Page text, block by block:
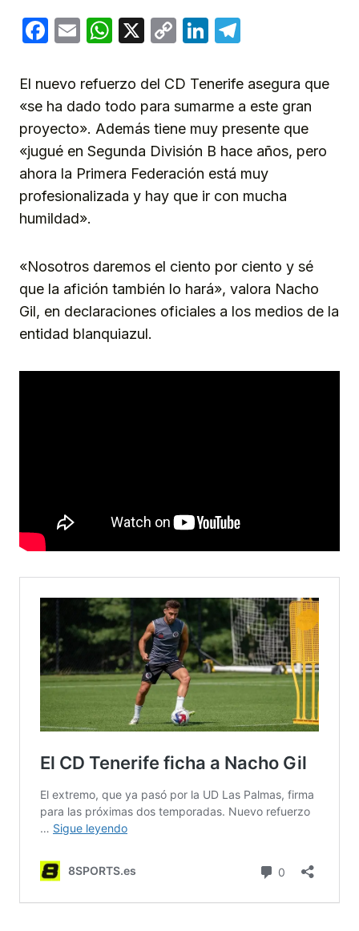
Facebook
EmailWhatsApp
X
CopyLinkedIn
El nuevo refuerzo del CD Tenerife asegura que
«se ha dado todo para sumarme a este gran
proyecto». Además tiene muy presente que
«jugué en Segunda División B hace años, pero
ahora la Primera Federación está muy
profesionalizada y hay que ir con mucha
humildad».
«Nosotros daremos el ciento por ciento y sé
que la afición también lo hará», valora Nacho
Gil, en declaraciones oficiales a los medios de la
entidad blanquiazul.